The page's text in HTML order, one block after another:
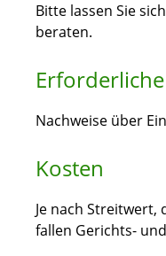
Bitte lassen Sie
beraten.
Nachweise über
Kosten
Je nach Streitwert,
fallen Gerichts-